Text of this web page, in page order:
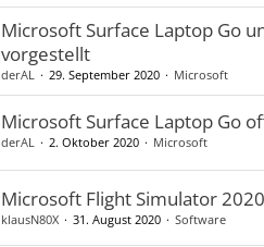
Microsoft Surface Laptop Go
vorgestellt
derAL 29. September 2020 Microsoft
Microsoft Surface Laptop Go
derAL 2. Oktober 2020 Microsoft
Microsoft Flight Simulator
klausN80X 31. August 2020 Software